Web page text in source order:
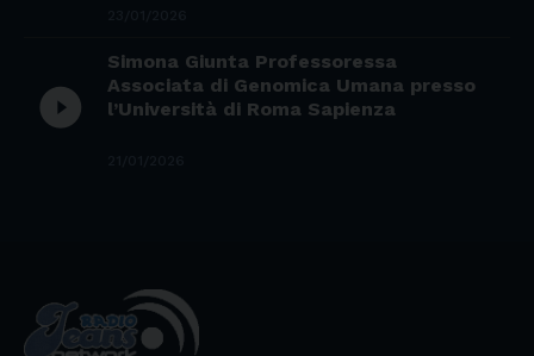
play_circle_filled
Simona Giunta Professoressa
Associata di Genomica Umana presso
l’Università di Roma Sapienza